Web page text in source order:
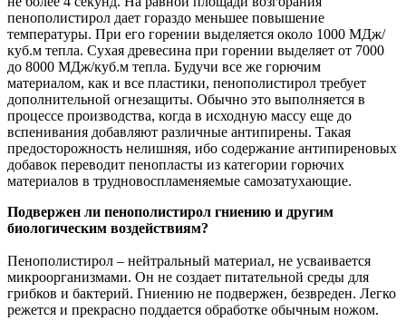
пенополистирол дает гораздо меньшее повышение
температуры. При его горении выделяется около 1000 МДж/
куб.м тепла. Сухая древесина при горении выделяет от 7000
до 8000 МДж/куб.м тепла. Будучи все же горючим
материалом, как и все пластики, пенополистирол требует
дополнительной огнезащиты. Обычно это выполняется в
процессе производства, когда в исходную массу еще до
вспенивания добавляют различные антипирены. Такая
предосторожность нелишняя, ибо содержание антипиреновых
добавок переводит пенопласты из категории горючих
материалов в трудновоспламеняемые самозатухающие.
Подвержен ли пенополистирол гниению и другим
биологическим воздействиям?
Пенополистирол – нейтральный материал, не усваивается
микроорганизмами. Он не создает питательной среды для
грибков и бактерий. Гниению не подвержен, безвреден. Легко
режется и прекрасно поддается обработке обычным ножом.